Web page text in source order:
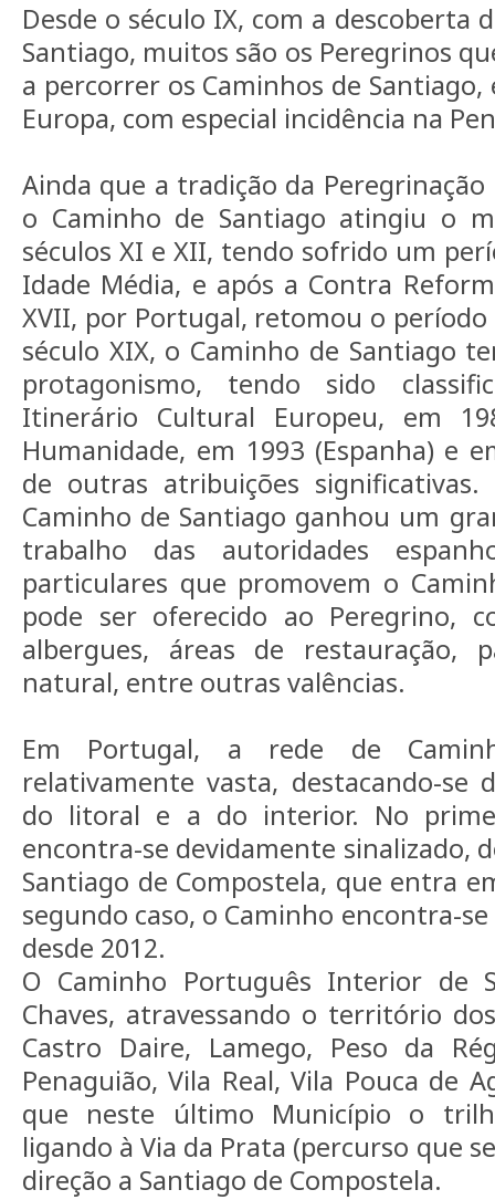
Desde o século IX, com a descoberta
Santiago, muitos são os Peregrinos
a percorrer os Caminhos de
Europa, com especial incidência na
Ainda que a tradição da
o Caminho de Santiago atingiu o
séculos XI e XII, tendo sofrido um
Idade Média, e após a Contra
XVII, por Portugal, retomou o período
século XIX, o Caminho de Santiago
protagonismo, tendo sido
Itinerário Cultural Europeu, em
Humanidade, em 1993 (Espanha) e
de outras atribuições
Caminho de Santiago ganhou um
trabalho das autoridades
particulares que promovem o
pode ser oferecido ao Peregrino,
albergues, áreas de restauração,
natural, entre outras valências.
Em Portugal, a rede de
relativamente vasta, destacando-se
do litoral e a do interior. No
encontra-se devidamente sinalizado,
Santiago de Compostela, que entra
segundo caso, o Caminho encontra-
desde 2012.
O Caminho Português Interior de
Chaves, atravessando o território
Castro Daire, Lamego, Peso da
Penaguião, Vila Real, Vila Pouca de
que neste último Município o
ligando à Via da Prata (percurso que
direção a Santiago de Compostela.